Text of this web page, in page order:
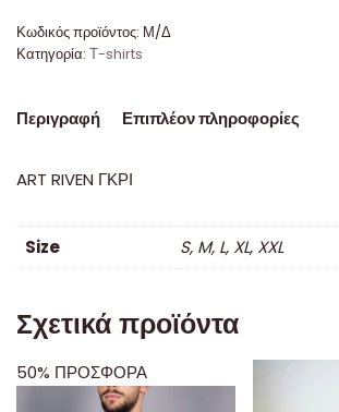
Κωδικός προϊόντος: Μ/Δ
Κατηγορία: Τ-shirts
Περιγραφή Επιπλέον πληροφορίες
ART RIVEN ΓΚΡΙ
Size S, M, L, XL, XXL
Σχετικά προϊόντα
50% ΠΡΟΣΦΟΡΑ